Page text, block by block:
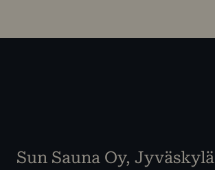
Sun Sauna Oy, Jyväskylä